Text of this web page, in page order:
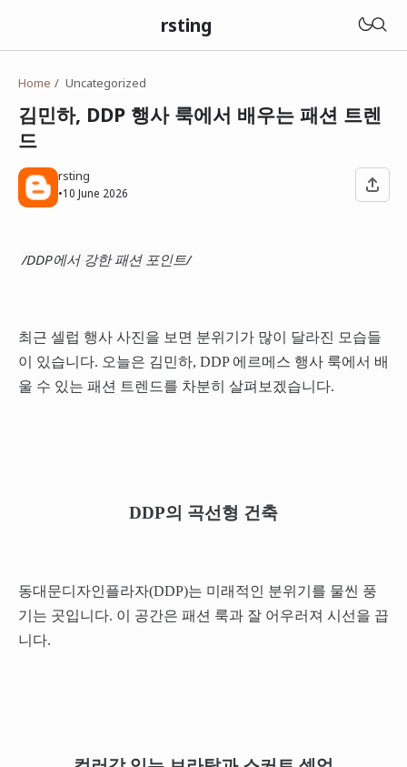
rsting
Home Uncategorized
김민하, DDP 행사 룩에서 배우는 패션 트렌
드
rsting
•10 June 2026
/DDP에서 강한 패션 포인트/
최근 셀럽 행사 사진을 보면 분위기가 많이 달라진 모습들
이 있습니다. 오늘은 김민하, DDP 에르메스 행사 룩에서 배
울 수 있는 패션 트렌드를 차분히 살펴보겠습니다.
DDP의 곡선형 건축
동대문디자인플라자(DDP)는 미래적인 분위기를 물씬 풍
기는 곳입니다. 이 공간은 패션 룩과 잘 어우러져 시선을 끕
니다.